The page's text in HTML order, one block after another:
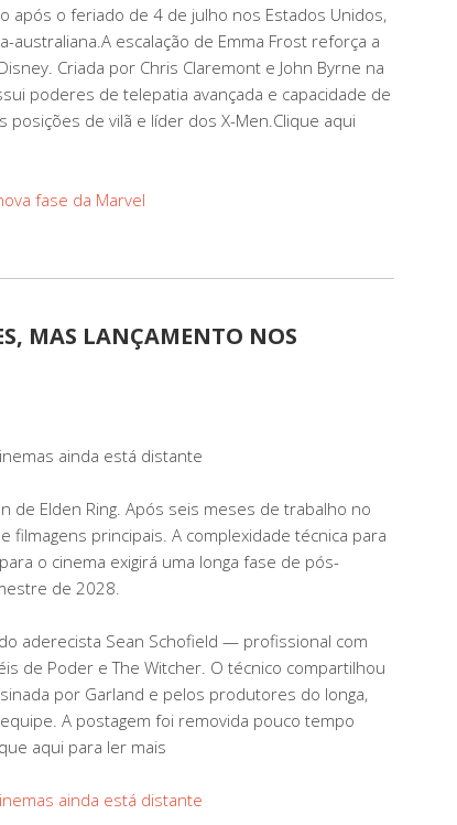
após o feriado de 4 de julho nos Estados Unidos,
escalação de Emma Frost reforça a
Criada por Chris Claremont e John Byrne na
poderes de telepatia avançada e capacidade de
de vilã e líder dos X-Men.Clique aqui
fase da Marvel
MAS LANÇAMENTO NOS
ainda está distante
de Elden Ring. Após seis meses de trabalho no
filmagens principais. A complexidade técnica para
o cinema exigirá uma longa fase de pós-
de 2028.
aderecista Sean Schofield — profissional com
de Poder e The Witcher. O técnico compartilhou
por Garland e pelos produtores do longa,
A postagem foi removida pouco tempo
aqui para ler mais
ainda está distante